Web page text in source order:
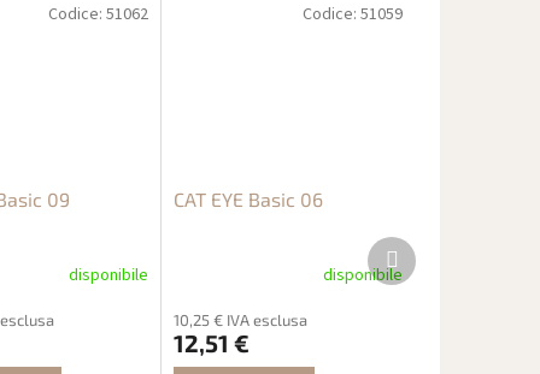
09
disponibile
Codice:51062
CAT EYE Basic 06
disponibile
10,25 € IVA esclusa
12,51 €
Codice: 51059
Prodotto
successivo